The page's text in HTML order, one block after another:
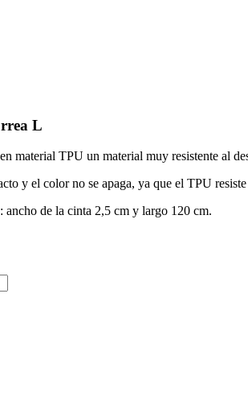
L
material TPU un material muy resistente al
y el color no se apaga, ya que el TPU
ancho de la cinta 2,5 cm y largo 120 cm.